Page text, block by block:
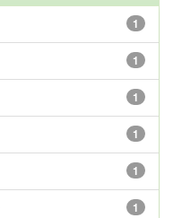
1
1
1
1
1
1